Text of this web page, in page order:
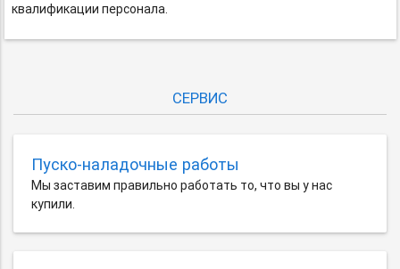
квалификации персонала.
СЕРВИС
Пуско-наладочные работы
Мы заставим правильно работать то, что вы у нас
купили.